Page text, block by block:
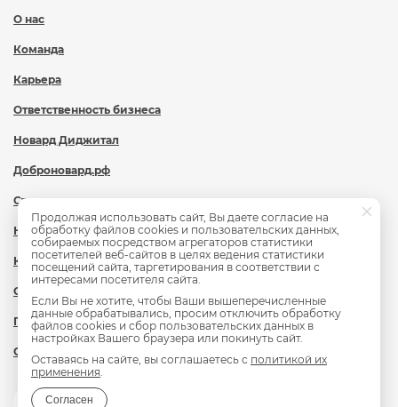
О нас
Команда
Карьера
Ответственность бизнеса
Новард Диджитал
Доброновард.рф
Статьи
Новости
Контакты
Охрана труда
Политика обработки персональных данных
Сведения об образовательной организации
Продолжая использовать сайт, Вы даете согласие на
обработку файлов cookies и пользовательских данных,
собираемых посредством агрегаторов статистики
посетителей веб-сайтов в целях ведения статистики
посещений сайта, таргетирования в соответствии с
интересами посетителя сайта.
Если Вы не хотите, чтобы Ваши вышеперечисленные
данные обрабатывались, просим отключить обработку
файлов cookies и сбор пользовательских данных в
настройках Вашего браузера или покинуть сайт.
Оставаясь на сайте, вы соглашаетесь с политикой их
применения.
Согласен